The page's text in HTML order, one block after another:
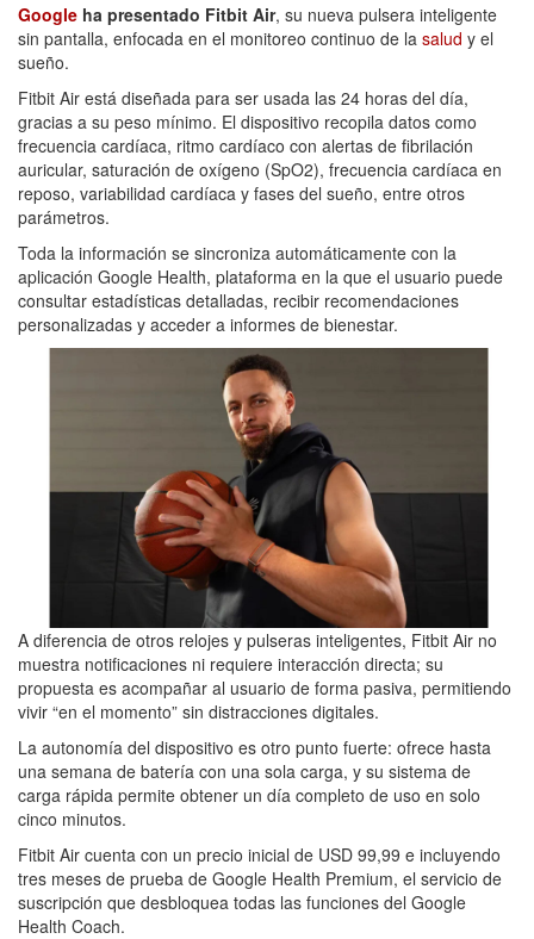
Google ha presentado Fitbit Air, su nueva pulsera inteligente
sin pantalla, enfocada en el monitoreo continuo de la salud y el
sueño.
Fitbit Air está diseñada para ser usada las 24 horas del día,
gracias a su peso mínimo. El dispositivo recopila datos como
frecuencia cardíaca, ritmo cardíaco con alertas de fibrilación
auricular, saturación de oxígeno (SpO2), frecuencia cardíaca en
reposo, variabilidad cardíaca y fases del sueño, entre otros
parámetros.
Toda la información se sincroniza automáticamente con la
aplicación Google Health, plataforma en la que el usuario puede
consultar estadísticas detalladas, recibir recomendaciones
personalizadas y acceder a informes de bienestar.
A diferencia de otros relojes y pulseras inteligentes, Fitbit Air no
muestra notificaciones ni requiere interacción directa; su
propuesta es acompañar al usuario de forma pasiva, permitiendo
vivir “en el momento” sin distracciones digitales.
La autonomía del dispositivo es otro punto fuerte: ofrece hasta
una semana de batería con una sola carga, y su sistema de
carga rápida permite obtener un día completo de uso en solo
cinco minutos.
Fitbit Air cuenta con un precio inicial de USD 99,99 e incluyendo
tres meses de prueba de Google Health Premium, el servicio de
suscripción que desbloquea todas las funciones del Google
Health Coach.